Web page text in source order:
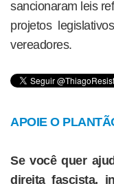
sancionaram leis
projetos
vereadores.
APOIE O
Se você quer
direita fascista,